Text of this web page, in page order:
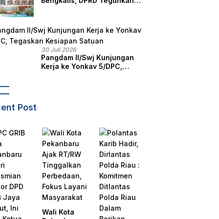
30 Juli 2026
Pangdam II/Swj Kunjungan
Kerja ke Yonkav 5/DPC,
Post
Wali Kota